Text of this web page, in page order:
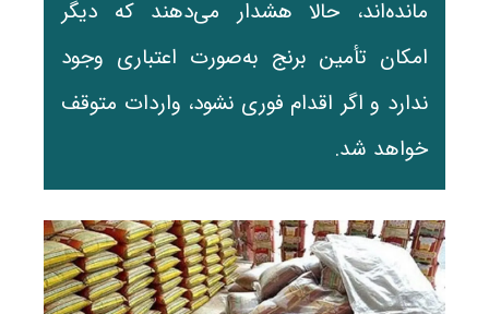
مانده‌اند، حالا هشدار می‌دهند که دیگر
امکان تأمین برنج به‌صورت اعتباری وجود
ندارد و اگر اقدام فوری نشود، واردات متوقف
خواهد شد.